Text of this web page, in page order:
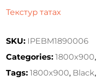
Текстур татах
SKU: IPEBM1890006
Categories: 1800x900,
Tags: 1800x900, Black,